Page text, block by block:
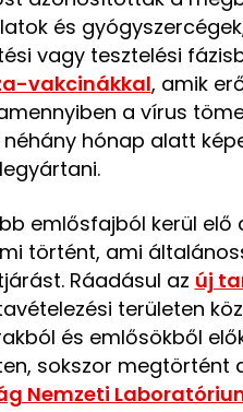
és
vagy tesztelési
vakcinákkal, amik
a vírus
hónap alatt
emlősfajból kerül elő
történt, ami
Ráadásul az új
területen
és emlősökből
sokszor megtörtént
Nemzeti